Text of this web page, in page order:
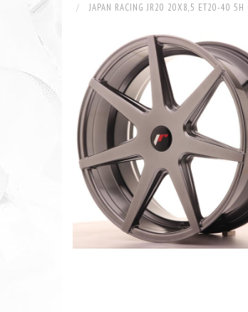
JAPAN RACING JR20 20X8,5 ET20-40 5H